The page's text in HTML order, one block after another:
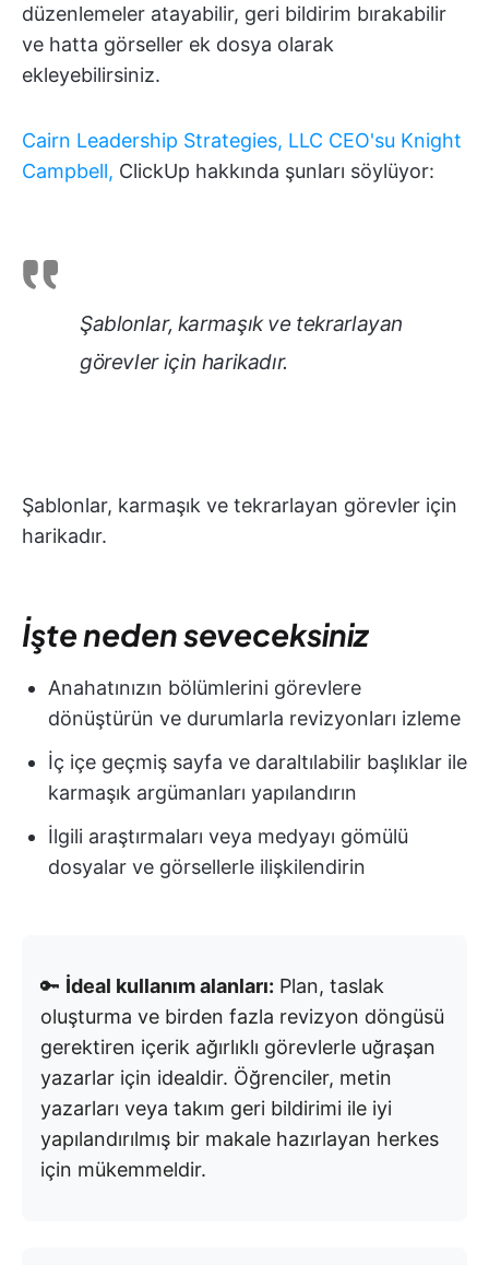
düzenlemeler atayabilir, geri bildirim bırakabilir
ve hatta görseller ek dosya olarak
ekleyebilirsiniz.
Cairn Leadership Strategies, LLC CEO'su Knight
Campbell, ClickUp hakkında şunları söylüyor:
Şablonlar, karmaşık ve tekrarlayan
görevler için harikadır.
Şablonlar, karmaşık ve tekrarlayan görevler için
harikadır.
İşte neden seveceksiniz
Anahatınızın bölümlerini görevlere
dönüştürün ve durumlarla revizyonları izleme
İç içe geçmiş sayfa ve daraltılabilir başlıklar ile
karmaşık argümanları yapılandırın
İlgili araştırmaları veya medyayı gömülü
dosyalar ve görsellerle ilişkilendirin
🔑 İdeal kullanım alanları: Plan, taslak
oluşturma ve birden fazla revizyon döngüsü
gerektiren içerik ağırlıklı görevlerle uğraşan
yazarlar için idealdir. Öğrenciler, metin
yazarları veya takım geri bildirimi ile iyi
yapılandırılmış bir makale hazırlayan herkes
için mükemmeldir.